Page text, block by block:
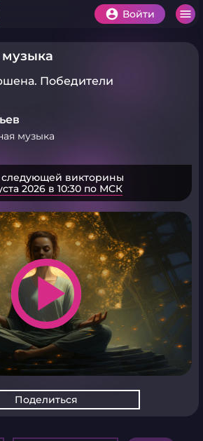
Войти
Победители
музыка
следующей викторины
2026 в 10:30 по МСК
play_arrow
Поделиться